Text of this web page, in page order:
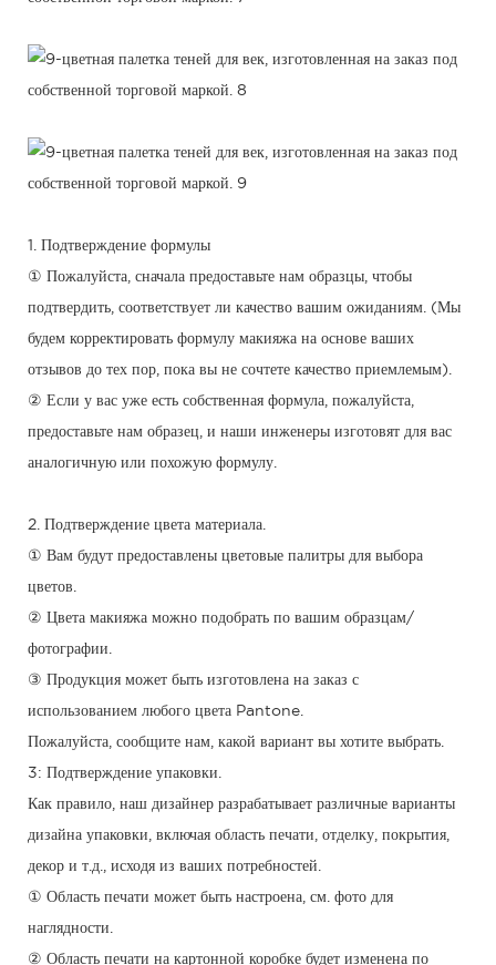
1. Подтверждение формулы
① Пожалуйста, сначала предоставьте нам образцы, чтобы
подтвердить, соответствует ли качество вашим ожиданиям. (Мы
будем корректировать формулу макияжа на основе ваших
отзывов до тех пор, пока вы не сочтете качество приемлемым).
② Если у вас уже есть собственная формула, пожалуйста,
предоставьте нам образец, и наши инженеры изготовят для вас
аналогичную или похожую формулу.
2. Подтверждение цвета материала.
① Вам будут предоставлены цветовые палитры для выбора
цветов.
② Цвета макияжа можно подобрать по вашим образцам/
фотографии.
③ Продукция может быть изготовлена ​​на заказ с
использованием любого цвета Pantone.
Пожалуйста, сообщите нам, какой вариант вы хотите выбрать.
3: Подтверждение упаковки.
Как правило, наш дизайнер разрабатывает различные варианты
дизайна упаковки, включая область печати, отделку, покрытия,
декор и т.д., исходя из ваших потребностей.
① Область печати может быть настроена, см. фото для
наглядности.
② Область печати на картонной коробке будет изменена по